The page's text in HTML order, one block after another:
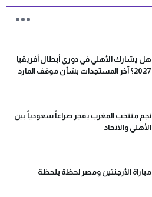
هل يشارك الأهلي في دوري أبطال أفريقيا
2027؟ آخر المستجدات بشأن موقف المارد
نجم منتخب المغرب يفجر صراعاً سعودياً بين
الأهلي والاتحاد
مباراة الأرجنتين ومصر لحظة بلحظة